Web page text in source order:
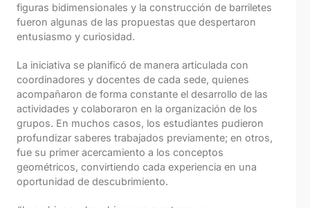
figuras bidimensionales y la construcción de barriletes
fueron algunas de las propuestas que despertaron
entusiasmo y curiosidad.
La iniciativa se planificó de manera articulada con
coordinadores y docentes de cada sede, quienes
acompañaron de forma constante el desarrollo de las
actividades y colaboraron en la organización de los
grupos. En muchos casos, los estudiantes pudieron
profundizar saberes trabajados previamente; en otros,
fue su primer acercamiento a los conceptos
geométricos, convirtiendo cada experiencia en una
oportunidad de descubrimiento.